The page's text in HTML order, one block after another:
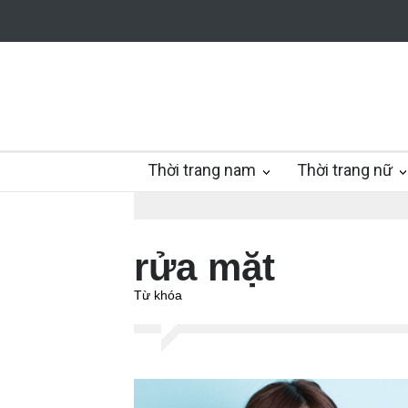
Thời trang nam Thời trang nữ
rửa mặt
Từ khóa